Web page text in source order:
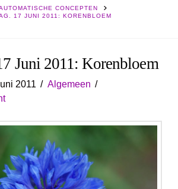
CONCEPTEN
17 JUNI 2011: KORENBLOEM
Juni 2011: Korenbloem
2011
Algemeen